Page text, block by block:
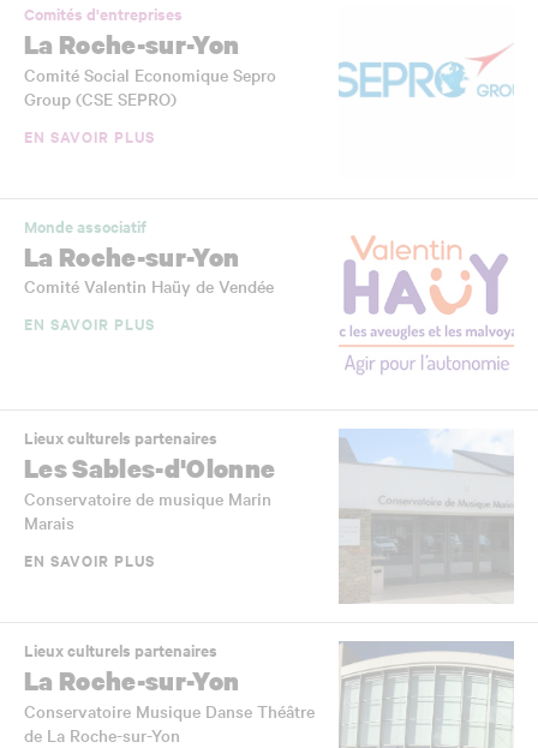
Comités d'entreprises
La Roche-sur-Yon
Comité Social Economique Sepro
Group (CSE SEPRO)
EN SAVOIR PLUS
Monde associatif
La Roche-sur-Yon
Comité Valentin Haüy de Vendée
EN SAVOIR PLUS
Lieux culturels partenaires
Les Sables-d'Olonne
Conservatoire de musique Marin
Marais
EN SAVOIR PLUS
Lieux culturels partenaires
La Roche-sur-Yon
Conservatoire Musique Danse Théâtre
de La Roche-sur-Yon